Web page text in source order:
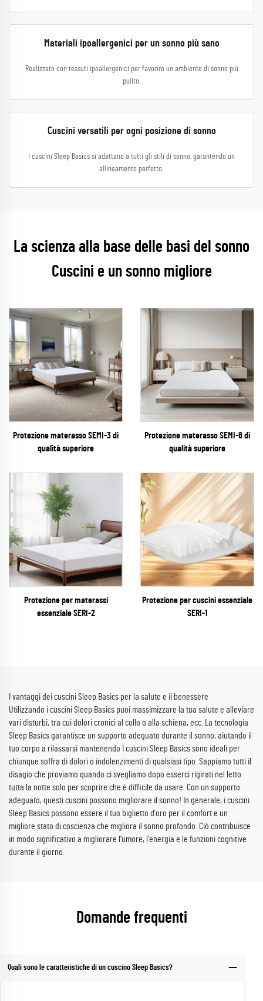
Materiali ipoallergenici per un sonno più sano
Realizzato con tessuti ipoallergenici per favorire un ambiente di sonno più
pulito.
Cuscini versatili per ogni posizione di sonno
I cuscini Sleep Basics si adattano a tutti gli stili di sonno, garantendo un
allineamento perfetto.
La scienza alla base delle basi del sonno
Cuscini e un sonno migliore
Protezione materasso SEMI-3 di
qualità superiore
Protezione materasso SEMI-6 di
qualità superiore
Protezione per materassi
essenziale SERI-2
Protezione per cuscini essenziale
SERI-1
I vantaggi dei cuscini Sleep Basics per la salute e il benessere
Utilizzando i cuscini Sleep Basics puoi massimizzare la tua salute e alleviare
vari disturbi, tra cui dolori cronici al collo o alla schiena, ecc. La tecnologia
Sleep Basics garantisce un supporto adeguato durante il sonno, aiutando il
tuo corpo a rilassarsi mantenendo I cuscini Sleep Basics sono ideali per
chiunque soffra di dolori o indolenzimenti di qualsiasi tipo. Sappiamo tutti il
disagio che proviamo quando ci svegliamo dopo esserci rigirati nel letto
tutta la notte solo per scoprire che è difficile da usare. Con un supporto
adeguato, questi cuscini possono migliorare il sonno! In generale, i cuscini
Sleep Basics possono essere il tuo biglietto d'oro per il comfort e un
migliore stato di coscienza che migliora il sonno profondo. Ciò contribuisce
in modo significativo a migliorare l'umore, l'energia e le funzioni cognitive
durante il giorno.
Domande frequenti
Quali sono le caratteristiche di un cuscino Sleep Basics?